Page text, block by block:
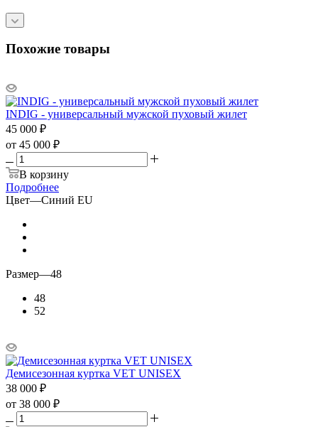
Похожие товары
INDIG - универсальный мужской пуховый жилет
45 000 ₽
от 45 000 ₽
В корзину
Подробнее
Цвет—Синий EU
Размер—48
48
52
Демисезонная куртка VET UNISEX
38 000 ₽
от 38 000 ₽